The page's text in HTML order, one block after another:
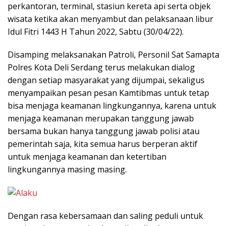
perkantoran, terminal, stasiun kereta api serta objek
wisata ketika akan menyambut dan pelaksanaan libur
Idul Fitri 1443 H Tahun 2022, Sabtu (30/04/22).
Disamping melaksanakan Patroli, Personil Sat Samapta
Polres Kota Deli Serdang terus melakukan dialog
dengan setiap masyarakat yang dijumpai, sekaligus
menyampaikan pesan pesan Kamtibmas untuk tetap
bisa menjaga keamanan lingkungannya, karena untuk
menjaga keamanan merupakan tanggung jawab
bersama bukan hanya tanggung jawab polisi atau
pemerintah saja, kita semua harus berperan aktif
untuk menjaga keamanan dan ketertiban
lingkungannya masing masing.
Dengan rasa kebersamaan dan saling peduli untuk